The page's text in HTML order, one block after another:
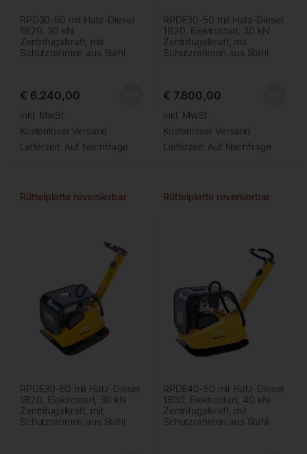
RPD30-50 mit Hatz-Diesel
1B20, 30 kN
Zentrifugalkraft, mit
Schutzrahmen aus Stahl
€ 6.240,00
inkl. MwSt.
Kostenloser Versand
Lieferzeit: Auf Nachfrage
RPDE30-50 mit Hatz-Diesel
1B20, Elektrostart, 30 kN
Zentrifugalkraft, mit
Schutzrahmen aus Stahl
€ 7.800,00
inkl. MwSt.
Kostenloser Versand
Lieferzeit: Auf Nachfrage
Rüttelplatte reversierbar
RPDE30-60 mit Hatz-Diesel
1B20, Elektrostart, 30 kN
Zentrifugalkraft, mit
Schutzrahmen aus Stahl
Rüttelplatte reversierbar
RPDE40-50 mit Hatz-Diesel
1B30, Elektrostart, 40 kN
Zentrifugalkraft, mit
Schutzrahmen aus Stahl